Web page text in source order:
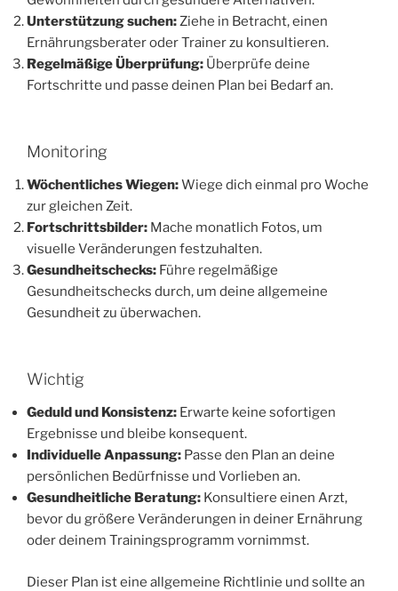
Unterstützung suchen:Ziehe in Betracht, einen
Ernährungsberater oder Trainer zu konsultieren.
Regelmäßige Überprüfung: Überprüfe deine
Fortschritte und passe deinen Plan bei Bedarf an.
Monitoring
Wöchentliches Wiegen:Wiege dich einmal pro Woche
zur gleichen Zeit.
Fortschrittsbilder: Mache monatlich Fotos, um
visuelle Veränderungen festzuhalten.
Gesundheitschecks: Führe regelmäßige
Gesundheitschecks durch, um deine allgemeine
Gesundheit zu überwachen.
Wichtig
Geduld und Konsistenz: Erwarte keine sofortigen
Ergebnisse und bleibe konsequent.
Individuelle Anpassung: Passe den Plan an deine
persönlichen Bedürfnisse und Vorlieben an.
Gesundheitliche Beratung: Konsultiere einen Arzt,
bevor du größere Veränderungen in deiner Ernährung
oder deinem Trainingsprogramm vornimmst.
Dieser Plan ist eine allgemeine Richtlinie und sollte an